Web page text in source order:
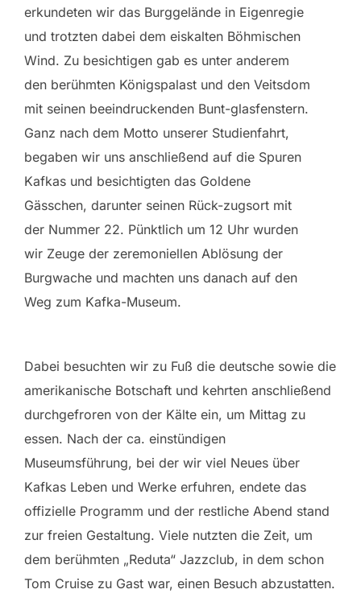
erkundeten wir das Burggelände in Eigenregie
und trotzten dabei dem eiskalten Böhmischen
Wind. Zu besichtigen gab es unter anderem
den berühmten Königspalast und den Veitsdom
mit seinen beeindruckenden Bunt-glasfenstern.
Ganz nach dem Motto unserer Studienfahrt,
begaben wir uns anschließend auf die Spuren
Kafkas und besichtigten das Goldene
Gässchen, darunter seinen Rück-zugsort mit
der Nummer 22. Pünktlich um 12 Uhr wurden
wir Zeuge der zeremoniellen Ablösung der
Burgwache und machten uns danach auf den
Weg zum Kafka-Museum.
Dabei besuchten wir zu Fuß die deutsche sowie die
amerikanische Botschaft und kehrten anschließend
durchgefroren von der Kälte ein, um Mittag zu
essen. Nach der ca. einstündigen
Museumsführung, bei der wir viel Neues über
Kafkas Leben und Werke erfuhren, endete das
offizielle Programm und der restliche Abend stand
zur freien Gestaltung. Viele nutzten die Zeit, um
dem berühmten „Reduta“ Jazzclub, in dem schon
Tom Cruise zu Gast war, einen Besuch abzustatten.